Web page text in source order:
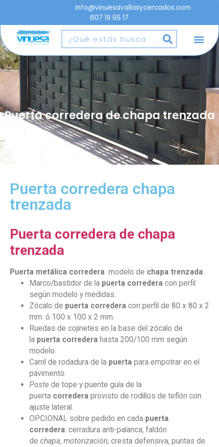
info@vinuesavallasycercados.com
607 19 65 17
Puerta corredera de chapa trenzada
Puerta corredera chapa
trenzada
Puerta corredera de chapa
trenzada
Puerta metálica corredera modelo de chapa trenzada.
Marco/bastidor de la puerta corredera con perfil
según modelo y medidas.
Zócalo de puerta corredera con perfil de 80 x 80 x 2
mm. ó 100 x 100 x 2 mm.
Ruedas de cojinetes en la base del zócalo de
la puerta corredera hasta 200/100 mm según
modelo.
Carril de rodadura de la puerta para empotrar en el
pavimento.
Poste de tope y puente guía de la
puerta corredera provisto de rodillos de teflón con
ajuste lateral.
OPCIONAL sobre pedido en cada puerta
corredera: cerradura anti-palanca, faldón
de chapa, motorización, cresta defensiva, puntas de